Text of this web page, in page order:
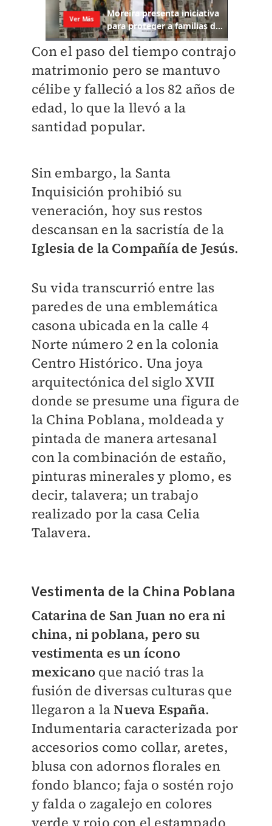
Con el paso del tiempo contrajo
matrimonio pero se mantuvo
célibe y falleció a los 82 años de
edad, lo que la llevó a la
santidad popular.
Sin embargo, la Santa
Inquisición prohibió su
veneración, hoy sus restos
descansan en la sacristía de la
Iglesia de la Compañía de Jesús.
Su vida transcurrió entre las
paredes de una emblemática
casona ubicada en la calle 4
Norte número 2 en la colonia
Centro Histórico. Una joya
arquitectónica del siglo XVII
donde se presume una figura de
la China Poblana, moldeada y
pintada de manera artesanal
con la combinación de estaño,
pinturas minerales y plomo, es
decir, talavera; un trabajo
realizado por la casa Celia
Talavera.
Vestimenta de la China Poblana
Catarina de San Juan no era ni
china, ni poblana, pero su
vestimenta es un ícono
mexicano que nació tras la
fusión de diversas culturas que
llegaron a laNueva España.
Indumentaria caracterizada por
accesorios como collar, aretes,
blusa con adornos florales en
fondo blanco; faja o sostén rojo
y falda o zagalejo en colores